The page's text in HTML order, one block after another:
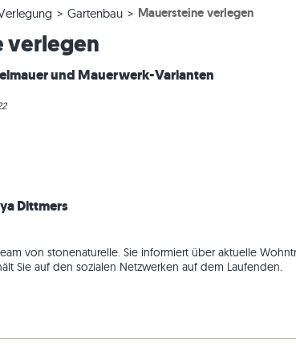
Beige Fliesen
Graue Fliesen
Beige Terrassenplatten
Graue Terrassenplatten
Kalkstein-
Gneis-Blockstufen
Kalkstein-Blockstufen
Travertin-
Marmor
Quarzit
Gartenbau Mauersteine verlegen
verlegen
und Mauerwerk-Varianten
Dittmers
von stonenaturelle. Sie informiert über aktuelle
Sie auf den sozialen Netzwerken auf dem Laufenden.